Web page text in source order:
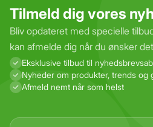
Tilmeld dig vores
Bliv opdateret med specielle
kan afmelde dig når du ønsker
Eksklusive tilbud til
Nyheder om produkter, trends og
Afmeld nemt når som helst